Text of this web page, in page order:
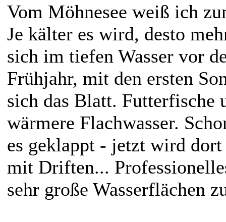
Vom Möhnesee weiß ich
Je kälter es wird, desto
sich im tiefen Wasser vor
Frühjahr, mit den ersten
sich das Blatt. Futterfische
wärmere Flachwasser.
es geklappt - jetzt wird
mit Driften...
sehr große Wasserflächen